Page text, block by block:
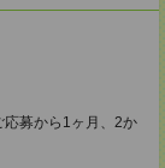
応募から1ヶ月、2か